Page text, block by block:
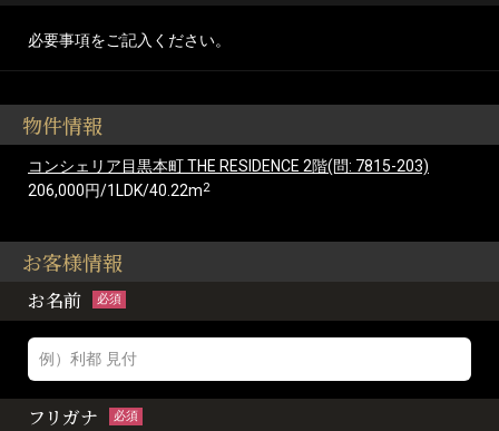
必要事項をご記入ください。
物件情報
コンシェリア目黒本町 THE RESIDENCE 2階(問: 7815-203)
206,000円/1LDK/40.22m2
お客様情報
お名前 必須
フリガナ 必須